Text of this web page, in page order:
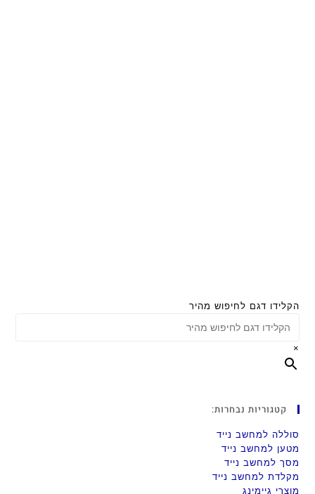
הקלידו דגם לחיפוש מהיר
×
קטגוריות נבחרות:
סוללה למחשב נייד
מטען למחשב נייד
מסך למחשב נייד
מקלדת למחשב נייד
מוצרי גיימינג